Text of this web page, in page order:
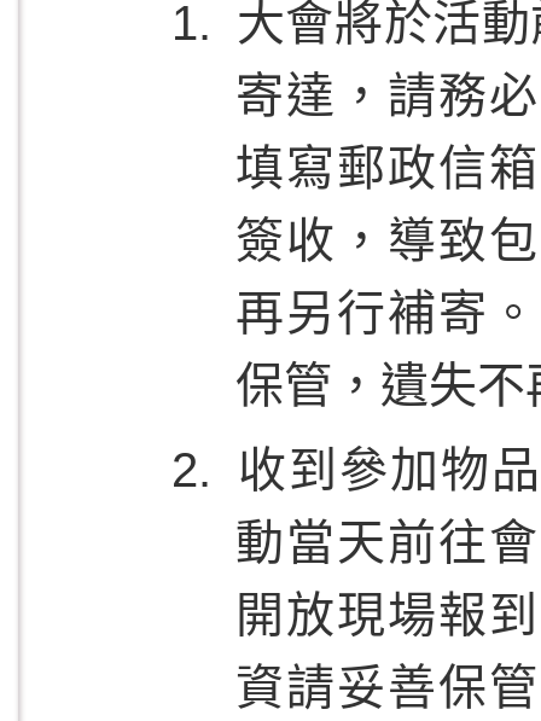
大會將於活
寄達，請務
填寫郵政信
簽收，導致
再另行補寄
保管，遺失不
收到參加物
動當天前往
開放現場報
資請妥善保